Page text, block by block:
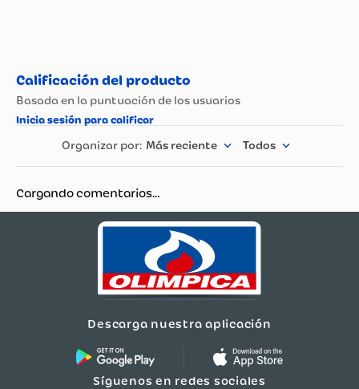
Más reciente Todos
Cargando comentarios…
Descarga nuestra aplicación
Síguenos en redes sociales